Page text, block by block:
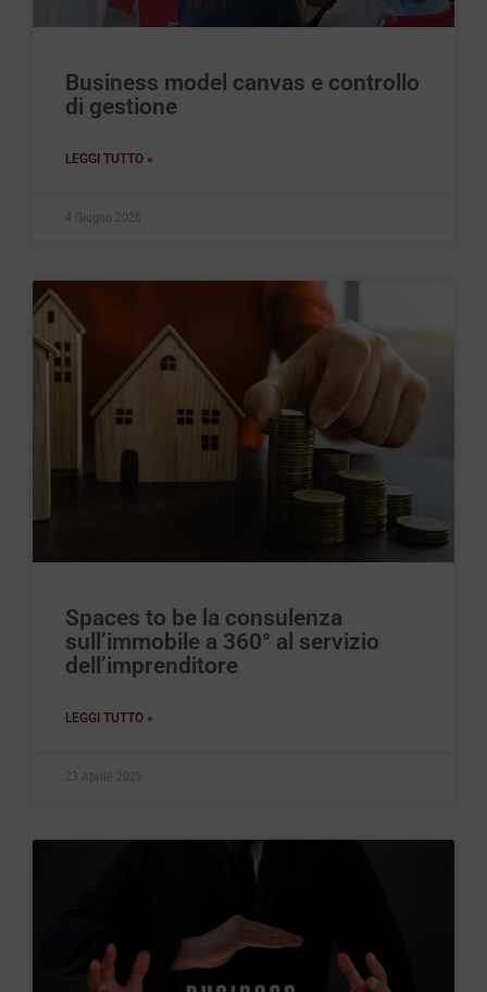
Business model canvas e controllo
di gestione
LEGGI TUTTO »
4 Giugno 2026
Spaces to be la consulenza
sull’immobile a 360° al servizio
dell’imprenditore
LEGGI TUTTO »
23 Aprile 2026